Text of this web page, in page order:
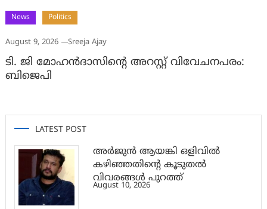
News Politics
August 9, 2026 Sreeja Ajay
ടി. ജി മോഹന്‍ദാസിന്റെ അറസ്റ്റ് വിവേചനപരം:
ബിജെപി
LATEST POST
അര്‍ജുന്‍ ആയങ്കി ഒളിവില്‍
കഴിഞ്ഞതിന്റെ കൂടുതല്‍
വിവരങ്ങള്‍ പുറത്ത്
August 10, 2026